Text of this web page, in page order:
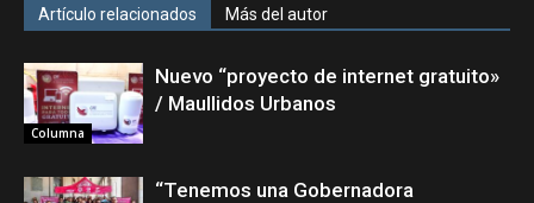
Artículo relacionados Más del autor
Columna
Nuevo “proyecto de internet gratuito»
/ Maullidos Urbanos
“Tenemos una Gobernadora